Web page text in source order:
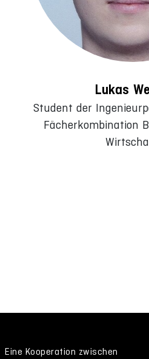
Lukas
Student der
Fächerkombination
Eine Kooperation zwischen